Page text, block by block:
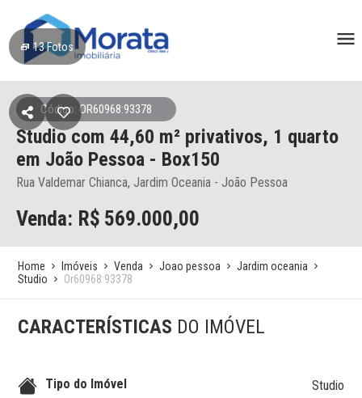
13Fotos
Código: OR60968:93378
Studio com 44,60 m² privativos, 1 quarto
em João Pessoa - Box150
Rua Valdemar Chianca, Jardim Oceania - João Pessoa
Venda: R$ 569.000,00
Home Imóveis Venda Joao pessoa
Jardim oceania
Studio
Or60968:93378
CARACTERÍSTICAS DO IMÓVEL
Tipo do Imóvel Studio